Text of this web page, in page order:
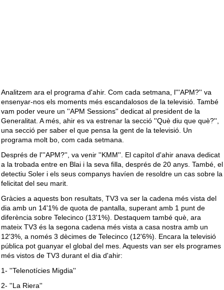
Analitzem ara el programa d'ahir. Com cada setmana, l'''APM?'' va
ensenyar-nos els moments més escandalosos de la televisió. També
vam poder veure un ''APM Sessions'' dedicat al president de la
Generalitat. A més, ahir es va estrenar la secció ''Què diu que què?'',
una secció per saber el que pensa la gent de la televisió. Un
programa molt bo, com cada setmana.
Després de l'''APM?'', va venir ''KMM''. El capítol d'ahir anava dedicat
a la trobada entre en Blai i la seva filla, després de 20 anys. També, el
detectiu Soler i els seus companys havíen de resoldre un cas sobre la
felicitat del seu marit.
Gràcies a aquests bon resultats, TV3 va ser la cadena més vista del
dia amb un 14'1% de quota de pantalla, superant amb 1 punt de
diferència sobre Telecinco (13'1%). Destaquem també què, ara
mateix TV3 és la segona cadena més vista a casa nostra amb un
12'3%, a només 3 dècimes de Telecinco (12'6%). Encara la televisió
pública pot guanyar el global del mes. Aquests van ser els programes
més vistos de TV3 durant el dia d'ahir:
1- ''Telenotícies Migdia''
2- ''La Riera''